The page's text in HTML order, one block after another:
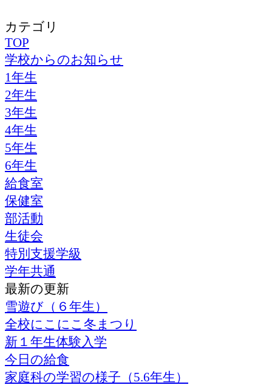
カテゴリ
TOP
学校からのお知らせ
1年生
2年生
3年生
4年生
5年生
6年生
給食室
保健室
部活動
生徒会
特別支援学級
学年共通
最新の更新
雪遊び（６年生）
全校にこにこ冬まつり
新１年生体験入学
今日の給食
家庭科の学習の様子（5.6年生）